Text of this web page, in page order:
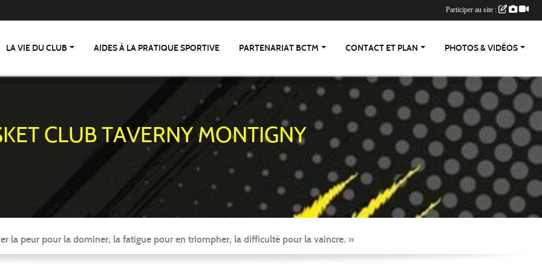
LA VIE DU CLUB AIDES À LA PRATIQUE SPORTIVE PARTENARIAT BCTM CONTACT ET PLAN PHOTOS & VIDÉOS
CLUB TAVERNY MONTIGNY
la peur pour la dominer, la fatigue pour en triompher, la difficulté pour la vaincre. »
Participer au site :